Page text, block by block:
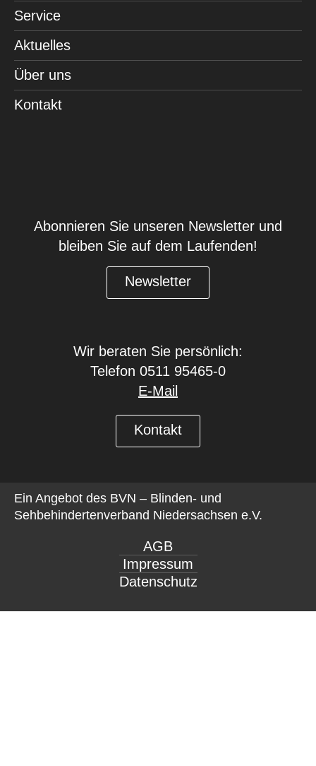
Service
Aktuelles
Über uns
Kontakt
Abonnieren Sie unseren Newsletter und
bleiben Sie auf dem Laufenden!
Newsletter
Wir beraten Sie persönlich:
Telefon 0511 95465-0
E-Mail
Kontakt
Ein Angebot des BVN – Blinden- und
Sehbehindertenverband Niedersachsen e.V.
AGB
Impressum
Datenschutz